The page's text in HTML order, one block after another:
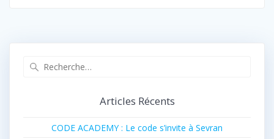
Articles Récents
CODE ACADEMY : Le code s’invite à Sevran